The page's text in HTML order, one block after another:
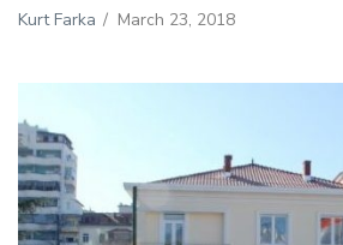
Kurt Farka / March 23, 2018